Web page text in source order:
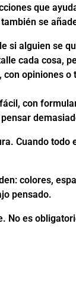
que
se
si alguien se
cada cosa,
, con opiniones
con
Cuando
colores,
pensado.
No es